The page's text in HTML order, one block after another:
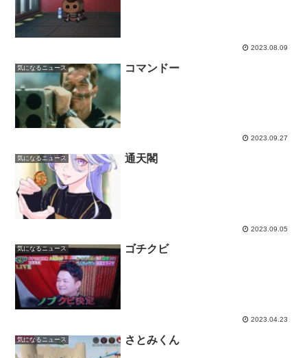
2023.08.09
気になるニュース コマンドー
2023.09.27
気になるニュース 通天閣
2023.09.05
気になるニュース ゴチクビ
2023.04.23
気になるニュース さとみくん